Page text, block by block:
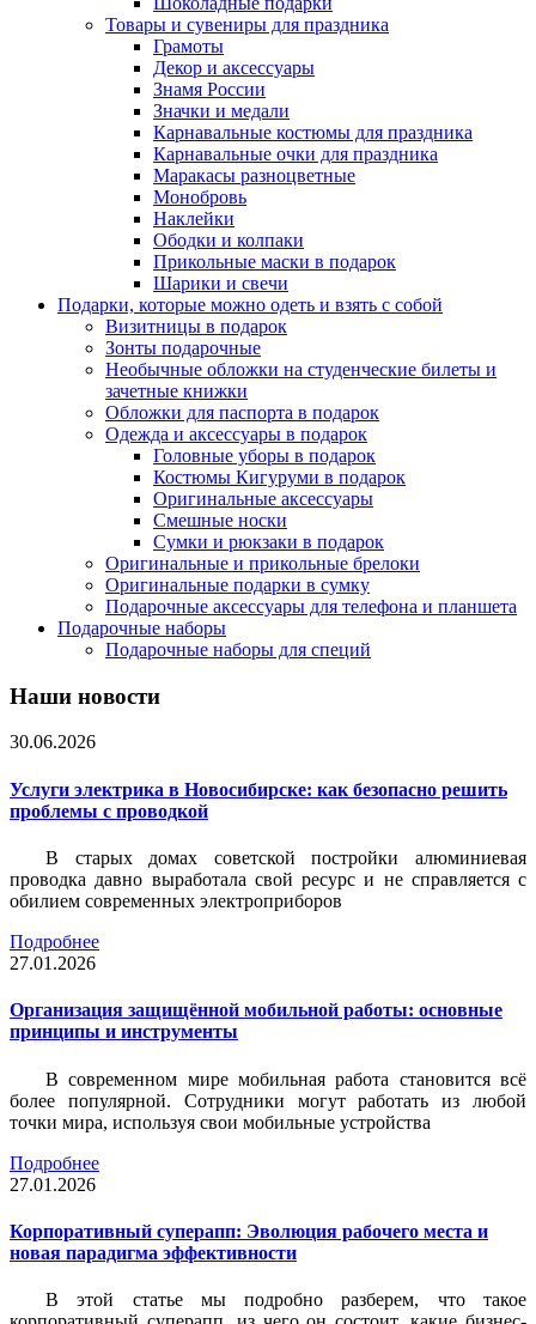
Товары и сувениры для праздника
Грамоты
Декор и аксессуары
Знамя России
Значки и медали
Карнавальные костюмы для праздника
Карнавальные очки для праздника
Маракасы разноцветные
Монобровь
Наклейки
Ободки и колпаки
Прикольные маски в подарок
Шарики и свечи
Подарки, которые можно одеть и взять с собой
Визитницы в подарок
Зонты подарочные
Необычные обложки на студенческие билеты и
зачетные книжки
Обложки для паспорта в подарок
Одежда и аксессуары в подарок
Головные уборы в подарок
Костюмы Кигуруми в подарок
Оригинальные аксессуары
Смешные носки
Сумки и рюкзаки в подарок
Оригинальные и прикольные брелоки
Оригинальные подарки в сумку
Подарочные аксессуары для телефона и планшета
Подарочные наборы
Подарочные наборы для специй
Наши новости
30.06.2026
Услуги электрика в Новосибирске: как безопасно решить
проблемы с проводкой
В старых домах советской постройки алюминиевая
проводка давно выработала свой ресурс и не справляется с
обилием современных электроприборов
Подробнее
27.01.2026
Организация защищённой мобильной работы: основные
принципы и инструменты
В современном мире мобильная работа становится всё
более популярной. Сотрудники могут работать из любой
точки мира, используя свои мобильные устройства
Подробнее
27.01.2026
Корпоративный суперапп: Эволюция рабочего места и
новая парадигма эффективности
В этой статье мы подробно разберем, что такое